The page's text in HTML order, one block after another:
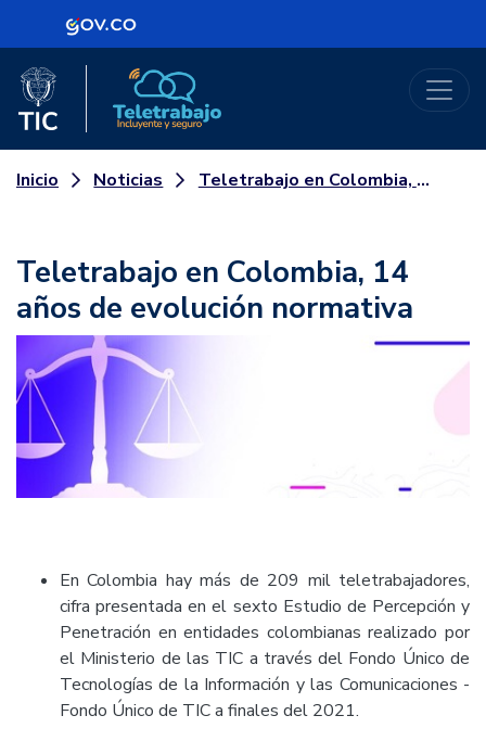
Logo Gobierno de Colombia
Logo del Ministerio TIC
Inicio Noticias Teletrabajo en Colombia, 14 años de evolución normativa
Teletrabajo en Colombia, 14
años de evolución normativa
En Colombia hay más de 209 mil teletrabajadores,
cifra presentada en el sexto Estudio de Percepción y
Penetración en entidades colombianas realizado por
el Ministerio de las TIC a través del Fondo Único de
Tecnologías de la Información y las Comunicaciones -
Fondo Único de TIC a finales del 2021.